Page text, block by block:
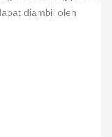
diambil oleh